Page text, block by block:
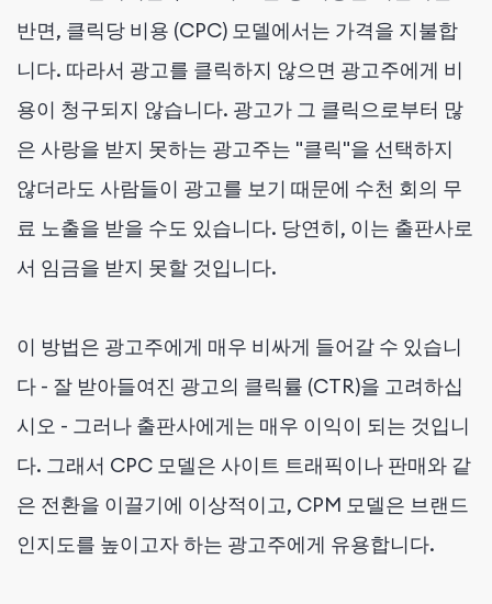
반면, 클릭당 비용 (CPC) 모델에서는 가격을 지불합
니다. 따라서 광고를 클릭하지 않으면 광고주에게 비
용이 청구되지 않습니다. 광고가 그 클릭으로부터 많
은 사랑을 받지 못하는 광고주는 "클릭"을 선택하지
않더라도 사람들이 광고를 보기 때문에 수천 회의 무
료 노출을 받을 수도 있습니다. 당연히, 이는 출판사로
서 임금을 받지 못할 것입니다.
이 방법은 광고주에게 매우 비싸게 들어갈 수 있습니
다 - 잘 받아들여진 광고의 클릭률 (CTR)을 고려하십
시오 - 그러나 출판사에게는 매우 이익이 되는 것입니
다. 그래서 CPC 모델은 사이트 트래픽이나 판매와 같
은 전환을 이끌기에 이상적이고, CPM 모델은 브랜드
인지도를 높이고자 하는 광고주에게 유용합니다.